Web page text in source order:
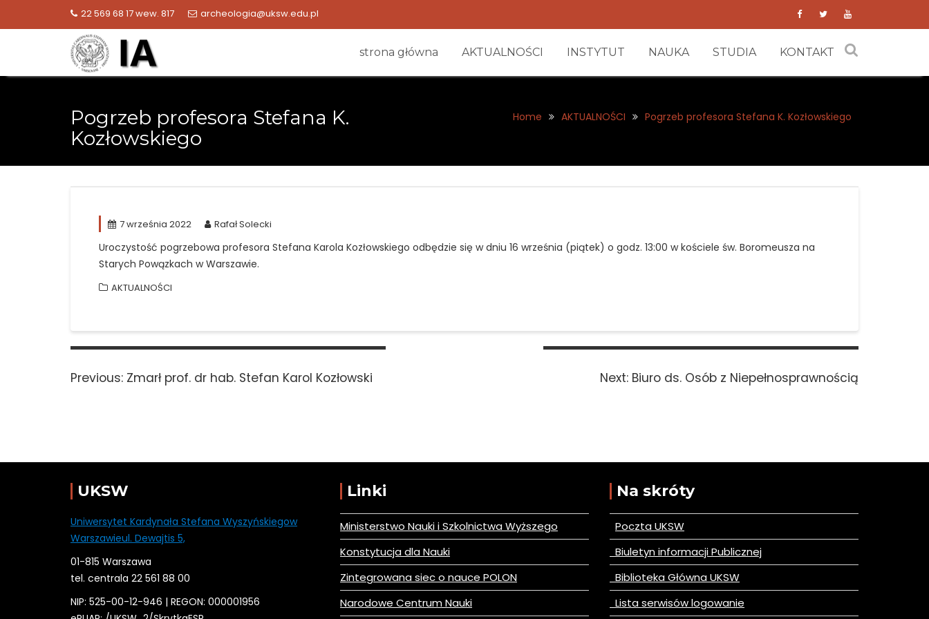
22 569 68 17 wew. 817 archeologia@uksw.edu.pl
strona główna AKTUALNOŚCI INSTYTUT NAUKA STUDIA KONTAKT
Pogrzeb profesora Stefana K.
Kozłowskiego
Home AKTUALNOŚCI Pogrzeb profesora Stefana K. Kozłowskiego
7 września 2022 Rafał Solecki
Uroczystość pogrzebowa profesora Stefana Karola Kozłowskiego odbędzie się w dniu 16 września (piątek) o godz. 13:00 w kościele św. Boromeusza na
Starych Powązkach w Warszawie.
AKTUALNOŚCI
Nawigacja
Previous: Previous
Zmarł prof. dr hab. Stefan Karol Kozłowski Next: Next
Biuro ds. Osób z Niepełnosprawnością
UKSW
Uniwersytet Kardynała Stefana Wyszyńskiegow
Warszawieul. Dewajtis 5,
01-815 Warszawa
tel. centrala 22 561 88 00
NIP: 525-00-12-946 | REGON: 000001956
Linki
Ministerstwo Nauki i Szkolnictwa Wyższego
Konstytucja dla Nauki
Zintegrowana siec o nauce POLON
Narodowe Centrum Nauki
Na skróty
Poczta UKSW
Biuletyn informacji Publicznej
Biblioteka Główna UKSW
Lista serwisów logowanie